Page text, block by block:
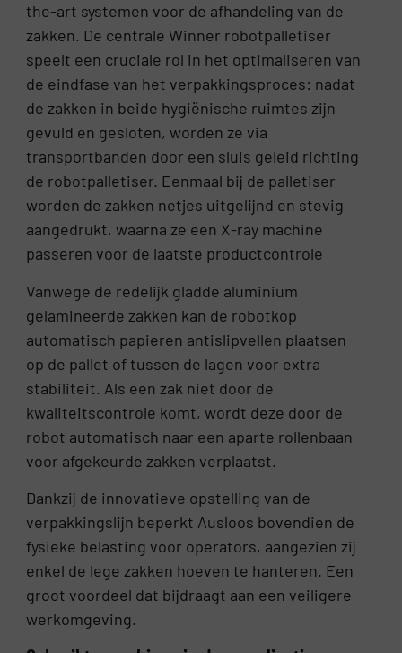
the-art systemen voor de afhandeling van de
zakken. De centrale Winner robotpalletiser
speelt een cruciale rol in het optimaliseren van
de eindfase van het verpakkingsproces: nadat
de zakken in beide hygiënische ruimtes zijn
gevuld en gesloten, worden ze via
transportbanden door een sluis geleid richting
de robotpalletiser. Eenmaal bij de palletiser
worden de zakken netjes uitgelijnd en stevig
aangedrukt, waarna ze een X-ray machine
passeren voor de laatste productcontrole
Vanwege de redelijk gladde aluminium
gelamineerde zakken kan de robotkop
automatisch papieren antislipvellen plaatsen
op de pallet of tussen de lagen voor extra
stabiliteit. Als een zak niet door de
kwaliteitscontrole komt, wordt deze door de
robot automatisch naar een aparte rollenbaan
voor afgekeurde zakken verplaatst.
Dankzij de innovatieve opstelling van de
verpakkingslijn beperkt Ausloos bovendien de
fysieke belasting voor operators, aangezien zij
enkel de lege zakken hoeven te hanteren. Een
groot voordeel dat bijdraagt aan een veiligere
werkomgeving.